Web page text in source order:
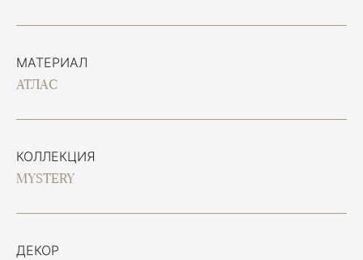
МАТЕРИАЛ
АТЛАС
КОЛЛЕКЦИЯ
MYSTERY
ДЕКОР